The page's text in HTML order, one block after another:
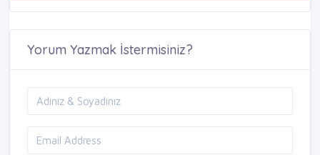
Yorum Yazmak İstermisiniz?